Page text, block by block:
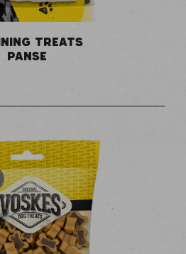
TREATS
PANSE